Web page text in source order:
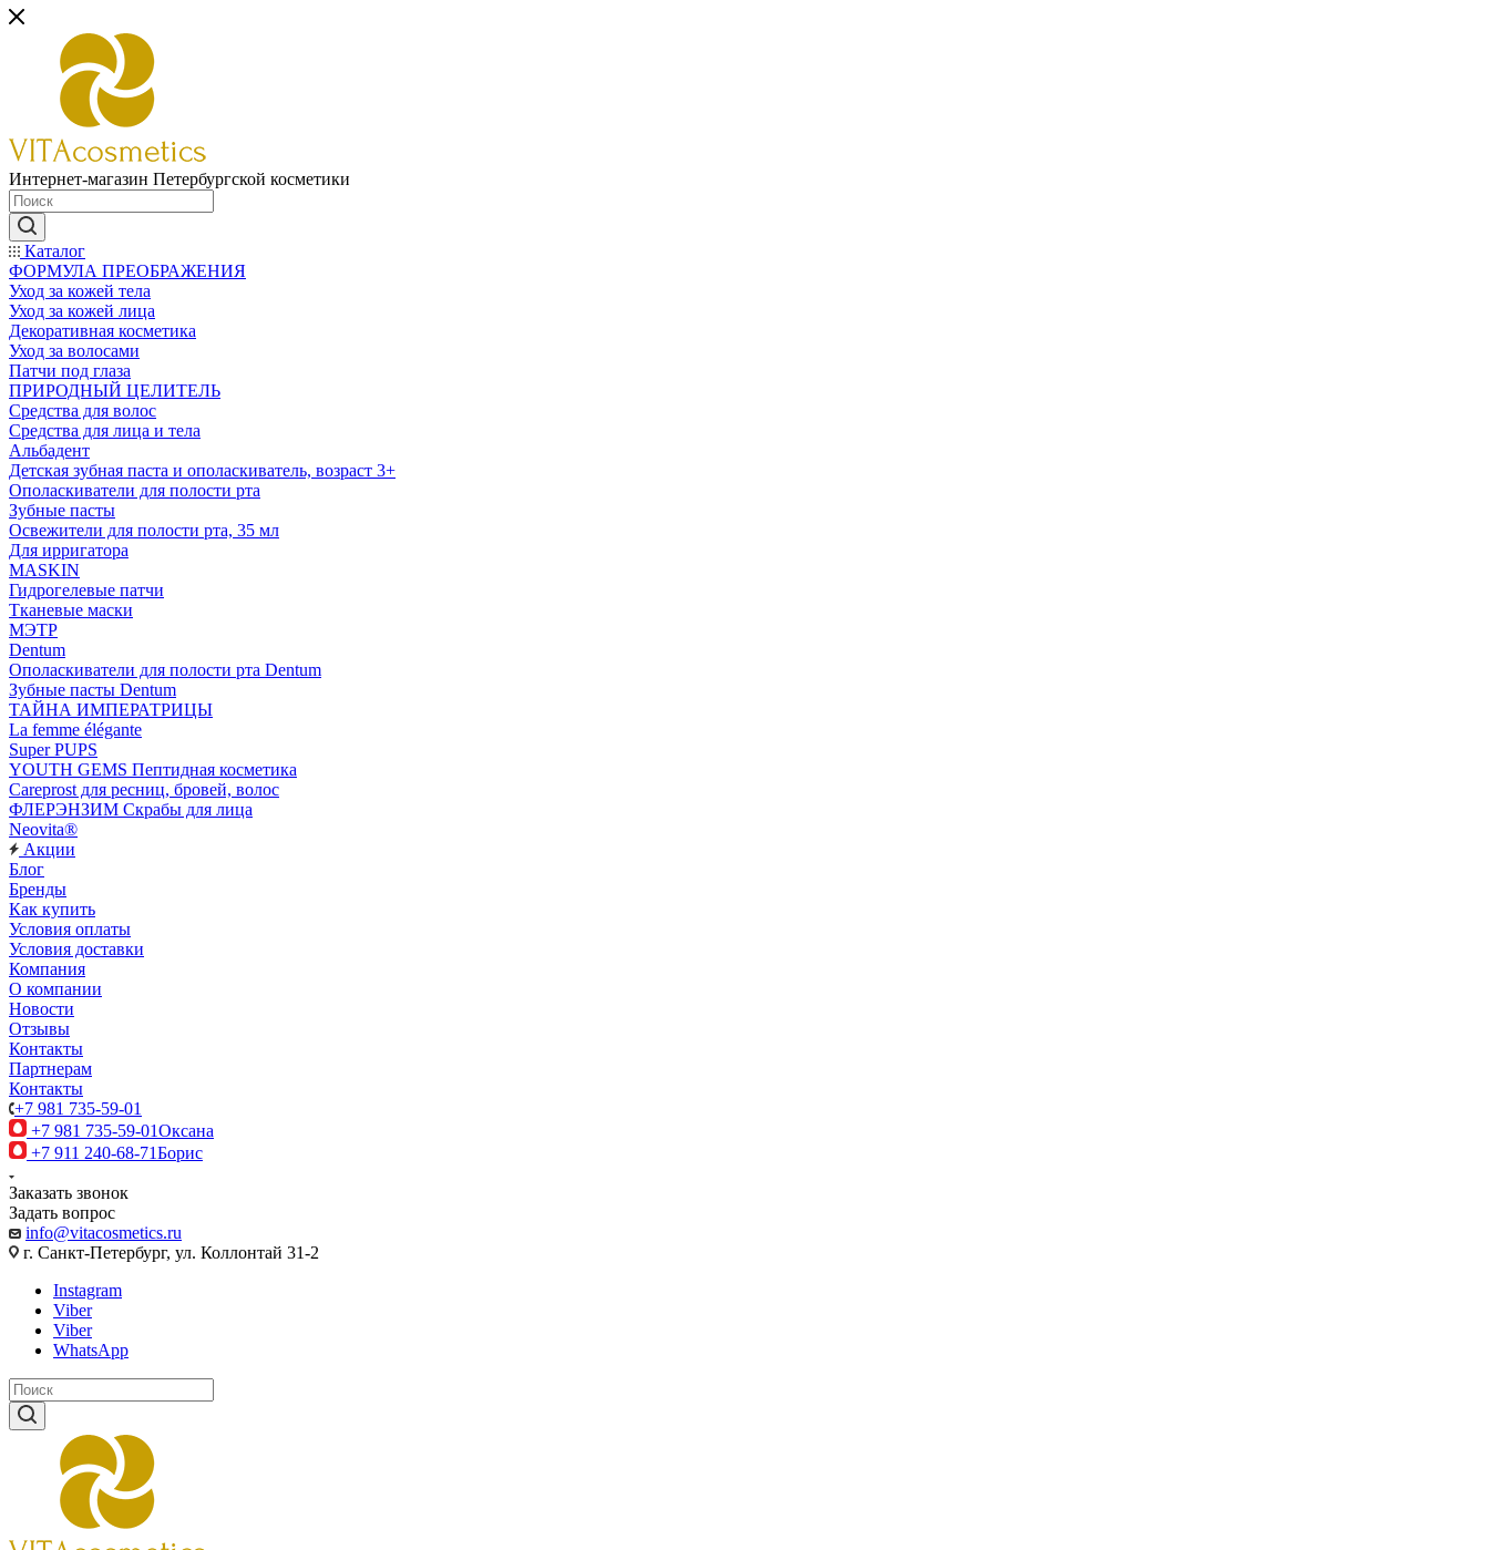
Интернет-магазин Петербургской косметики
Каталог
ФОРМУЛА ПРЕОБРАЖЕНИЯ
Уход за кожей тела
Уход за кожей лица
Декоративная косметика
Уход за волосами
Патчи под глаза
ПРИРОДНЫЙ ЦЕЛИТЕЛЬ
Средства для волос
Средства для лица и тела
Альбадент
Детская зубная паста и ополаскиватель, возраст 3+
Ополаскиватели для полости рта
Зубные пасты
Освежители для полости рта, 35 мл
Для ирригатора
MASKIN
Гидрогелевые патчи
Тканевые маски
МЭТР
Dentum
Ополаскиватели для полости рта Dentum
Зубные пасты Dentum
ТАЙНА ИМПЕРАТРИЦЫ
La femme élégante
Super PUPS
YOUTH GEMS Пептидная косметика
Careprost для ресниц, бровей, волос
ФЛЕРЭНЗИМ Скрабы для лица
Neovita®
Акции
Блог
Бренды
Как купить
Условия оплаты
Условия доставки
Компания
О компании
Новости
Отзывы
Контакты
Партнерам
Контакты
+7 981 735-59-01
+7 981 735-59-01Оксана
+7 911 240-68-71Борис
Заказать звонок
Задать вопрос
info@vitacosmetics.ru
г. Санкт-Петербург, ул. Коллонтай 31-2
Instagram
Viber
Viber
WhatsApp